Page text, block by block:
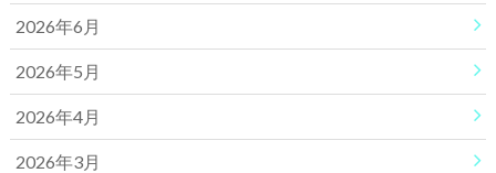
2026年6月
2026年5月
2026年4月
2026年3月